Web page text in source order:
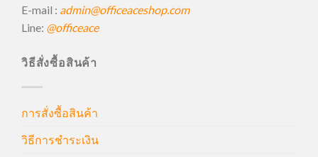
E-mail : admin@officeaceshop.com
Line: @officeace
วิธีสั่งซื้อสินค้า
การสั่งซื้อสินค้า
วิธีการชำระเงิน